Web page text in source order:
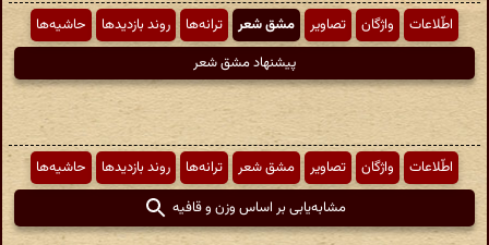
اطّلاعات واژگان تصاویر مشق شعر ترانه‌ها روند بازدیدها
حاشیه‌ها
پیشنهاد مشق شعر
اطّلاعات واژگان تصاویر مشق شعر ترانه‌ها روند بازدیدها
حاشیه‌ها
مشابه‌یابی بر اساس وزن و قافیه